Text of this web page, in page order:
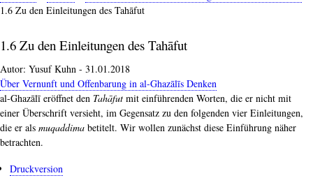
Pfadnavigation
1.6 Zu den Einleitungen des Tahāfut
1.6 Zu den Einleitungen des Tahāfut
Autor: Yusuf Kuhn - 31.01.2018
Über Vernunft und Offenbarung in al-Ghazālīs Denken
al-Ghazālī eröffnet den Tahāfut mit einführenden Worten, die er nicht mit
einer Überschrift versieht, im Gegensatz zu den folgenden vier Einleitungen,
die er als muqaddima betitelt. Wir wollen zunächst diese Einführung näher
betrachten.
Druckversion